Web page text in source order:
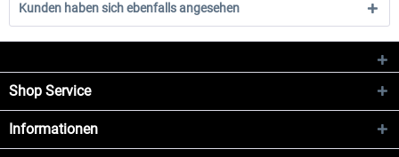
Kunden haben sich ebenfalls angesehen
Shop Service
Informationen